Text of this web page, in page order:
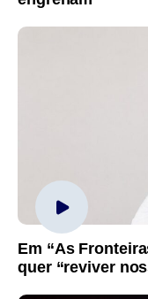
Em “As
quer “reviver